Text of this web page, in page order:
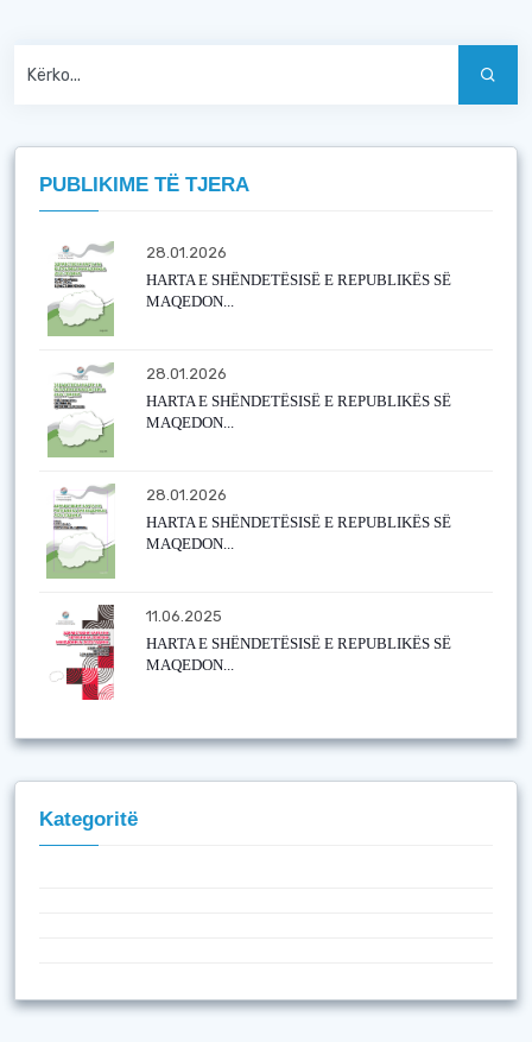
PUBLIKIME TË TJERA
28.01.2026
HARTA E SHËNDETËSISË E REPUBLIKËS SË
MAQEDON...
28.01.2026
HARTA E SHËNDETËSISË E REPUBLIKËS SË
MAQEDON...
28.01.2026
HARTA E SHËNDETËSISË E REPUBLIKËS SË
MAQEDON...
11.06.2025
HARTA E SHËNDETËSISË E REPUBLIKËS SË
MAQEDON...
Kategoritë